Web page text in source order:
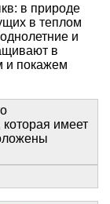
в природе
в теплом
и
в
и покажем
имеет